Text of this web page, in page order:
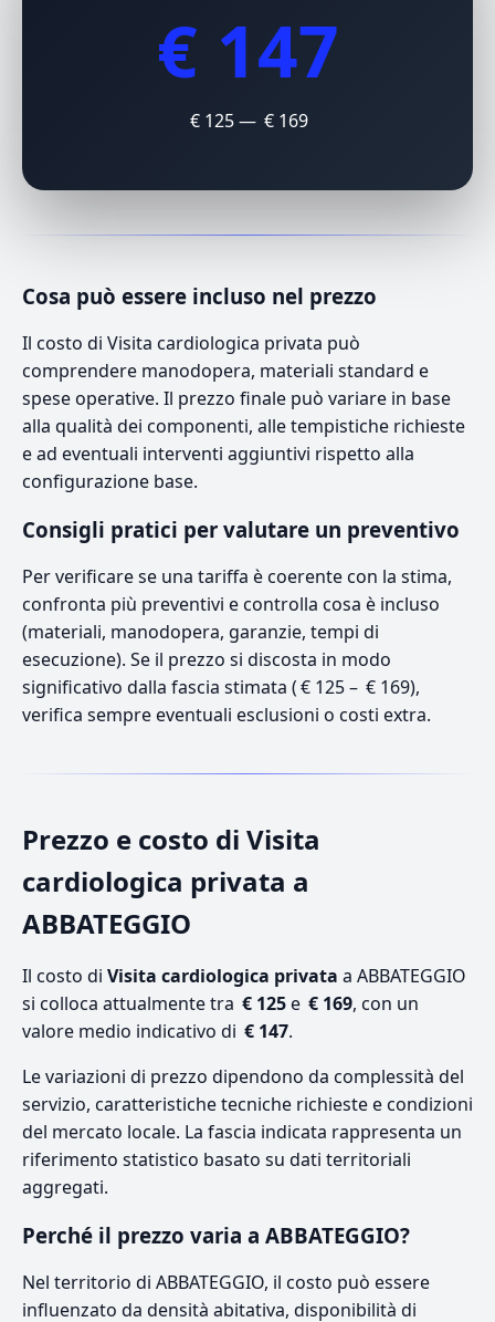
€ 147
€ 125 — € 169
Cosa può essere incluso nel prezzo
Il costo di Visita cardiologica privata può
comprendere manodopera, materiali standard e
spese operative. Il prezzo finale può variare in base
alla qualità dei componenti, alle tempistiche richieste
e ad eventuali interventi aggiuntivi rispetto alla
configurazione base.
Consigli pratici per valutare un preventivo
Per verificare se una tariffa è coerente con la stima,
confronta più preventivi e controlla cosa è incluso
(materiali, manodopera, garanzie, tempi di
esecuzione). Se il prezzo si discosta in modo
significativo dalla fascia stimata ( € 125 – € 169),
verifica sempre eventuali esclusioni o costi extra.
Prezzo e costo di Visita
cardiologica privata a
ABBATEGGIO
Il costo di Visita cardiologica privata a ABBATEGGIO
si colloca attualmente tra € 125e € 169, con un
valore medio indicativo di € 147.
Le variazioni di prezzo dipendono da complessità del
servizio, caratteristiche tecniche richieste e condizioni
del mercato locale. La fascia indicata rappresenta un
riferimento statistico basato su dati territoriali
aggregati.
Perché il prezzo varia a ABBATEGGIO?
Nel territorio di ABBATEGGIO, il costo può essere
influenzato da densità abitativa, disponibilità di